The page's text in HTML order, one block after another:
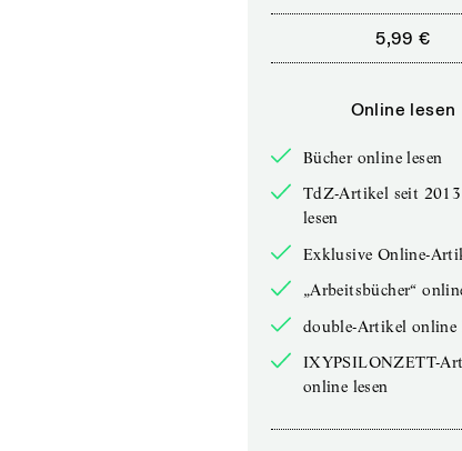
5,99 €
Online lesen
Bücher online lesen
TdZ-Artikel seit
lesen
Exklusive Online-
„Arbeitsbücher“
double-Artikel online
IXYPSILONZETT-
online lesen